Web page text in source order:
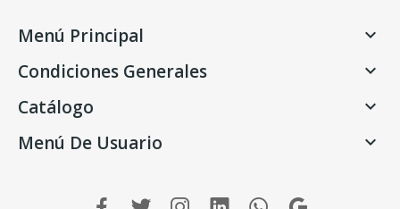
Menú Principal 
Condiciones Generales 
Catálogo 
Menú De Usuario 